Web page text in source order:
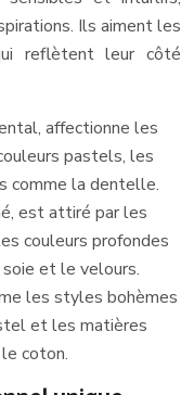
Ils aiment les
reflètent leur côté
affectionne les
pastels, les
comme la dentelle.
est attiré par les
couleurs profondes
et le velours.
les styles bohèmes
et les matières
coton.